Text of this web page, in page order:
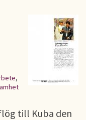
,
till Kuba den